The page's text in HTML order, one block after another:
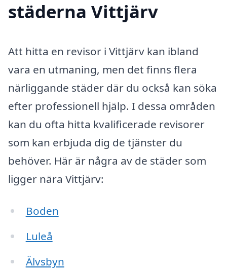
städerna Vittjärv
Att hitta en revisor i Vittjärv kan ibland
vara en utmaning, men det finns flera
närliggande städer där du också kan söka
efter professionell hjälp. I dessa områden
kan du ofta hitta kvalificerade revisorer
som kan erbjuda dig de tjänster du
behöver. Här är några av de städer som
ligger nära Vittjärv:
Boden
Luleå
Älvsbyn